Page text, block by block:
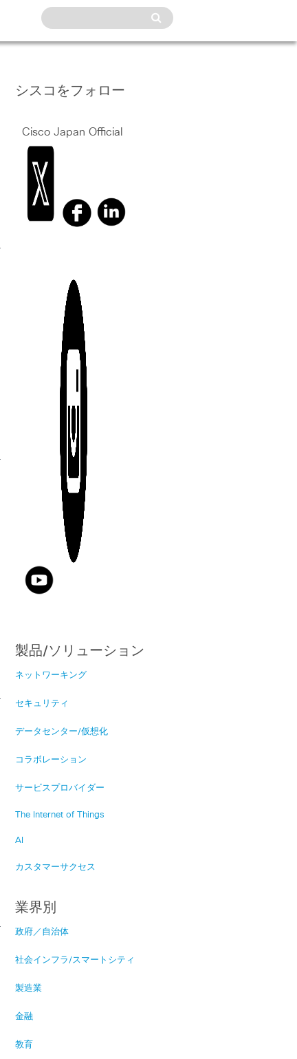
シスコをフォロー
Cisco Japan Official
製品/ソリューション
ネットワーキング
セキュリティ
データセンター/仮想化
コラボレーション
サービスプロバイダー
The Internet of Things
AI
カスタマーサクセス
業界別
政府／自治体
社会インフラ/スマートシティ
製造業
金融
教育